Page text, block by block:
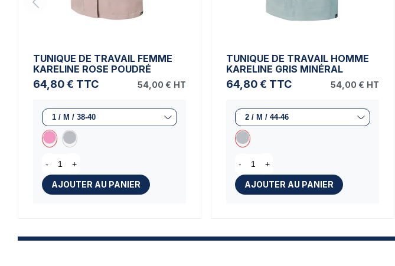
TUNIQUE DE TRAVAIL FEMME
KARELINE ROSE POUDRÉ
64,80 € TTC 54,00 € HT
- +
AJOUTER AU PANIER
TUNIQUE DE TRAVAIL HOMME
KARELINE GRIS MINÉRAL
64,80 € TTC 54,00 € HT
- +
AJOUTER AU PANIER